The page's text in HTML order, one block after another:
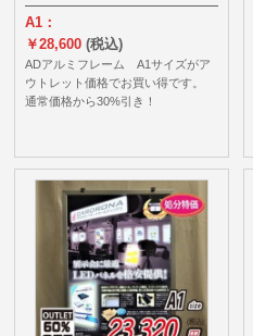
A1：
￥28,600(税込)
ADアルミフレーム A1サイズがア
ウトレット価格でお買い得です。
通常価格から30%引き！